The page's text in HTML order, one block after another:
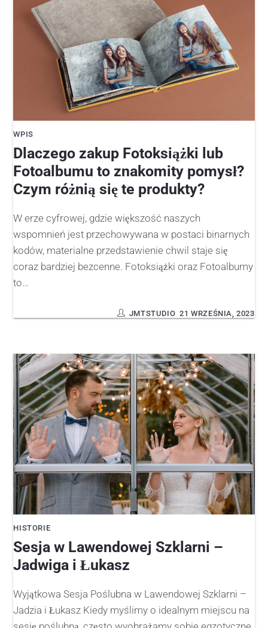
WPIS
Dlaczego zakup Fotoksiążki lub
Fotoalbumu to znakomity pomysł?
Czym różnią się te produkty?
W erze cyfrowej, gdzie większość naszych
wspomnień jest przechowywana w postaci binarnych
kodów, materialne przedstawienie chwil staje się
coraz bardziej bezcenne. Fotoksiążki oraz Fotoalbumy
to…
21 WRZEŚNIA, 2023
JMTSTUDIO
HISTORIE
Sesja w Lawendowej Szklarni –
Jadwiga i Łukasz
Wyjątkowa Sesja Poślubna w Lawendowej Szklarni –
Jadzia i Łukasz Kiedy myślimy o idealnym miejscu na